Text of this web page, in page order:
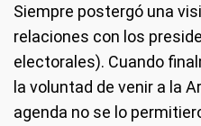
Siempre postergó una
relaciones con los
electorales). Cuando
la voluntad de venir a la
agenda no se lo